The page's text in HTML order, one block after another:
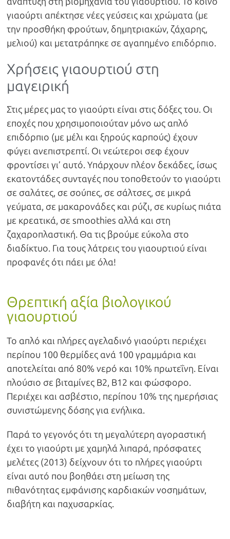
γιαούρτι απέκτησε νέες γεύσεις και χρώματα (με
την προσθήκη φρούτων, δημητριακών, ζάχαρης,
μελιού) και μετατράπηκε σε αγαπημένο επιδόρπιο.
Χρήσεις γιαουρτιού στη
μαγειρική
Στις μέρες μας το γιαούρτι είναι στις δόξες του. Οι
εποχές που χρησιμοποιούταν μόνο ως απλό
επιδόρπιο (με μέλι και ξηρούς καρπούς) έχουν
φύγει ανεπιστρεπτί. Οι νεώτεροι σεφ έχουν
φροντίσει γι’ αυτό. Υπάρχουν πλέον δεκάδες, ίσως
εκατοντάδες συνταγές που τοποθετούν το γιαούρτι
σε σαλάτες, σε σούπες, σε σάλτσες, σε μικρά
γεύματα, σε μακαρονάδες και ρύζι, σε κυρίως πιάτα
με κρεατικά, σε smoothies αλλά και στη
ζαχαροπλαστική. Θα τις βρούμε εύκολα στο
διαδίκτυο. Για τους λάτρεις του γιαουρτιού είναι
προφανές ότι πάει με όλα!
Θρεπτική αξία βιολογικού
γιαουρτιού
Το απλό και πλήρες αγελαδινό γιαούρτι περιέχει
περίπου 100 θερμίδες ανά 100 γραμμάρια και
αποτελείται από 80% νερό και 10% πρωτεΐνη. Είναι
πλούσιο σε βιταμίνες Β2, Β12 και φώσφορο.
Περιέχει και ασβέστιο, περίπου 10% της ημερήσιας
συνιστώμενης δόσης για ενήλικα.
Παρά το γεγονός ότι τη μεγαλύτερη αγοραστική
έχει το γιαούρτι με χαμηλά λιπαρά, πρόσφατες
μελέτες (2013) δείχνουν ότι το πλήρες γιαούρτι
είναι αυτό που βοηθάει στη μείωση της
πιθανότητας εμφάνισης καρδιακών νοσημάτων,
διαβήτη και παχυσαρκίας.